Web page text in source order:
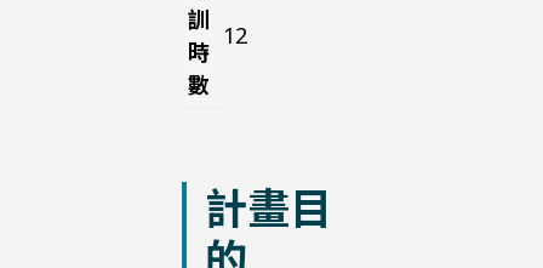
訓
時
數
12
計畫目